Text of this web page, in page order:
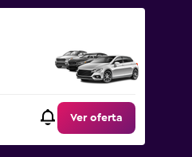
Ver oferta